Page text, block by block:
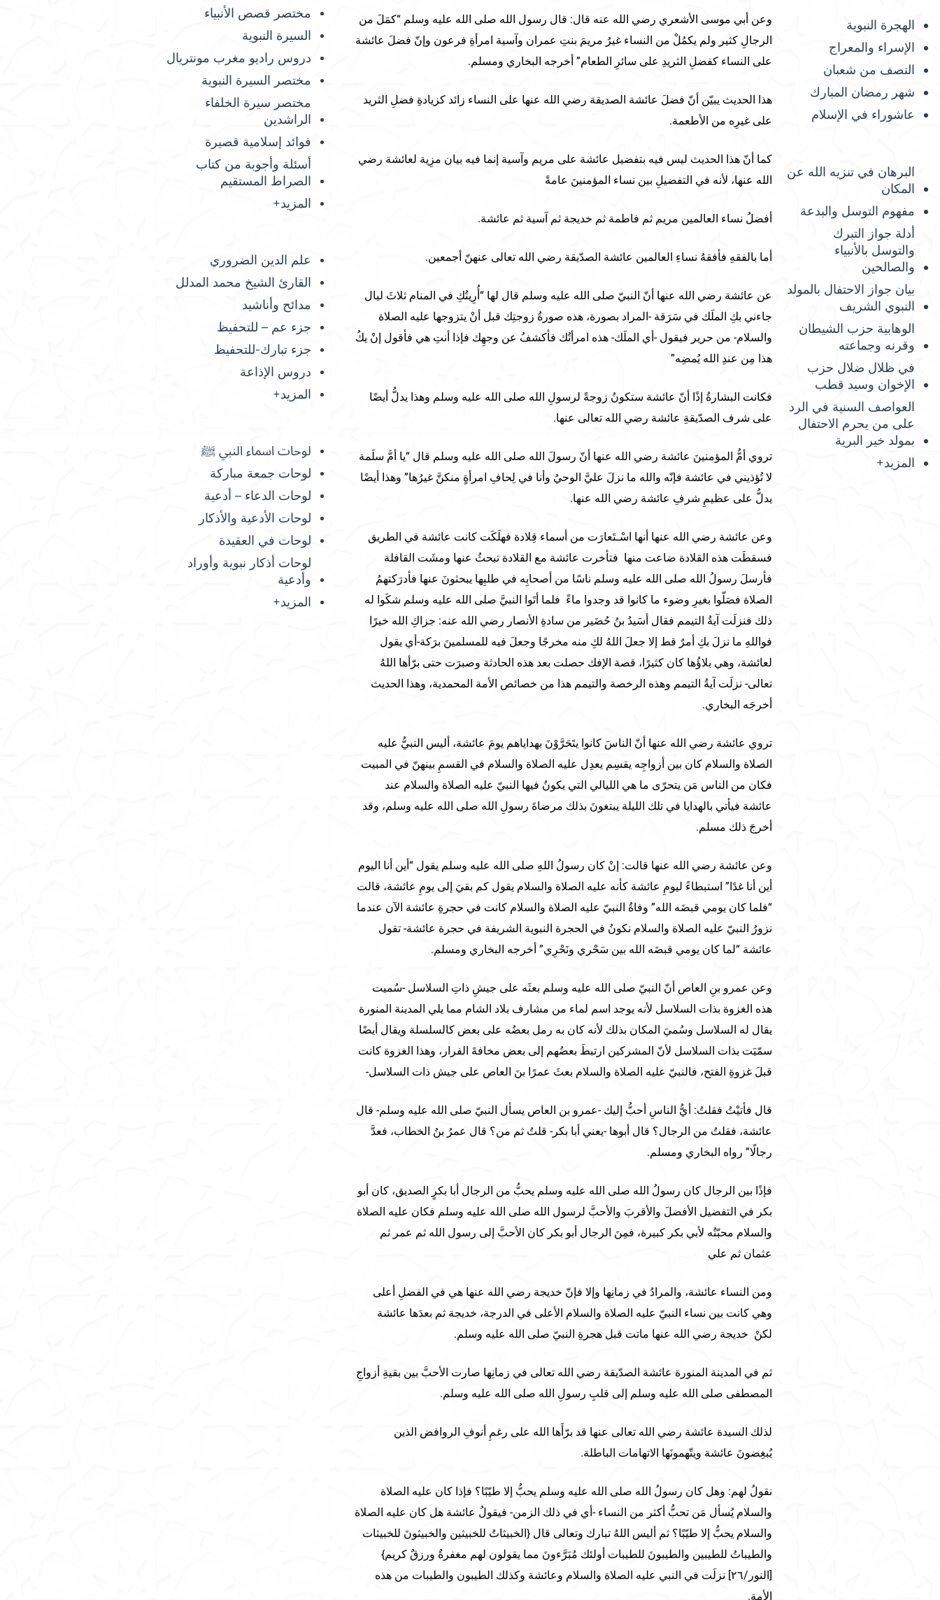
الهجرة النبوية
الإسراء والمعراج
النصف من شعبان
شهر رمضان المبارك
عاشوراء في الإسلام
البرهان في تنزيه الله عن
المكان
مفهوم التوسل والبدعة
أدلة جواز التبرك
والتوسل بالأنبياء
والصالحين
بيان جواز الاحتفال بالمولد
النبوي الشريف
الوهابية حزب الشيطان
وقرنه وجماعته
في ظلال ضلال حزب
الإخوان وسيد قطب
العواصف السنية في الرد
على من يحرم الاحتفال
بمولد خير البرية
المزيد+
وعن أبي موسى الأشعري رضي الله عنه قال: قال رسول الله صلى الله عليه وسلم “كمَلَ من
الرجالِ كثير ولم يكمُلْ من النساء غيرُ مريمَ بنتِ عمران وآسية امرأةِ فرعون وإنّ فضلَ عائشة
على النساء كفضلِ الثريدِ على سائرِ الطعام” أخرجه البخاري ومسلم.
هذا الحديث يبيّن أنّ فضلَ عائشة الصديقة رضي الله عنها على النساء زائد كزيادةِ فضلِ الثريد
على غيرِه من الأطعمة.
كما أنّ هذا الحديث ليس فيه بتفضيل عائشة على مريم وآسية إنما فيه بيان مزِية لعائشة رضي
الله عنها، لأنه في التفضيلِ بين نساء المؤمنينَ عامةً
أفضلُ نساء العالمين مريم ثم فاطمة ثم خديجة ثم آسية ثم عائشة.
أما بالفقهِ فأفقهُ نساءِ العالمين عائشة الصدّيقة رضي الله تعالى عنهنّ أجمعين.
عن عائشة رضي الله عنها أنّ النبيّ صلى الله عليه وسلم قال لها “أُرِيتُكِ في المنام ثلاثَ ليال
جاءني بكِ الملَك في سَرَقة -المراد بصورة، هذه صورةُ زوجتِك قبل أنْ يتزوجها عليه الصلاة
والسلام- من حرير فيقول -أي الملَك- هذه امرأتُك فأكشفُ عن وجهِك فإذا أنتِ هي فأقول إنْ يكُ
هذا مِن عندِ الله يُمضِه”
فكانت البشارةُ إذًا أنّ عائشة ستكونُ زوجةً لرسولِ الله صلى الله عليه وسلم وهذا يدلُّ أيضًا
على شرف الصدّيقةِ عائشة رضي الله تعالى عنها.
تروي أمُّ المؤمنينَ عائشة رضي الله عنها أنّ رسولَ الله صلى الله عليه وسلم قال “يا أمَّ سلَمة
لا تُؤذيني في عائشة فإنّه والله ما نزلَ عليَّ الوحيُ وأنا في لِحافِ امرأةٍ منكنَّ غيرُها” وهذا أيضًا
يدلُّ على عظيمِ شرفِ عائشة رضي الله عنها.
وعن عائشة رضي الله عنها أنها اسْـتَعارَت من أسماء قِلادة فهلَكَت كانت عائشة في الطريق
فسقطَت هذه القلادة ضاعت منها فتأخرت عائشة مع القلادة تبحثُ عنها ومشَت القافلة
فأرسلَ رسولُ الله صلى الله عليه وسلم ناسًا من أصحابِه في طلبِها يبحثونَ عنها فأدرَكتهمُ
الصلاة فصَلّوا بغيرِ وضوء ما كانوا قد وجدوا ماءً فلما أتَوا النبيَّ صلى الله عليه وسلم شكَوا له
ذلك فنزلَت آيةُ التيمم فقال أسَيدُ بنُ حُضَير من سادةِ الأنصار رضي الله عنه: جزاكِ الله خيرًا
فواللهِ ما نزلَ بكِ أمرٌ قط إلا جعلَ اللهُ لكِ منه مخرجًا وجعلَ فيه للمسلمينَ برَكة-أي يقول
لعائشة، وهي بلاؤُها كان كثيرًا، قصة الإفك حصلت بعد هذه الحادثة وصبرَت حتى برّأها اللهُ
تعالى- نزلَت آيةُ التيمم وهذه الرخصة والتيمم هذا من خصائص الأمة المحمدية، وهذا الحديث
أخرجَه البخاري.
تروي عائشة رضي الله عنها أنّ الناسَ كانوا يتَحَرَّوْنَ بهداياهم يومَ عائشة، أليس النبيُّ عليه
الصلاة والسلام كان بين أزواجِه يقسِم يعدِل عليه الصلاة والسلام في القسمِ بينهنّ في المبيت
فكان من الناس مَن يتحرّى ما هي الليالي التي يكونُ فيها النبيّ عليه الصلاة والسلام عند
عائشة فيأتي بالهدايا في تلك الليلة يبتغونَ بذلك مرضاةَ رسولِ الله صلى الله عليه وسلم، وقد
أخرجَ ذلك مسلم.
وعن عائشة رضي الله عنها قالت: إنْ كان رسولُ اللهِ صلى الله عليه وسلم يقول “أين أنا اليوم
أين أنا غدًا” استبطاءً ليومِ عائشة كأنه عليه الصلاة والسلام يقول كم بقيَ إلى يومِ عائشة، قالت
“فلما كان يومي قبضَه الله” وفاةُ النبيّ عليه الصلاة والسلام كانت في حجرةِ عائشة الآن عندما
نزورُ النبيّ عليه الصلاة والسلام نكونُ في الحجرة النبوية الشريفة في حجرة عائشة- تقول
عائشة “لما كان يومي قبضَه الله بين سَحْري ونَحْرِي” أخرجه البخاري ومسلم.
وعن عمرو بنِ العاص أنّ النبيّ صلى الله عليه وسلم بعثَه على جيشِ ذاتِ السلاسل -سُميت
هذه الغزوة بذات السلاسل لأنه يوجد اسم لماء من مشارف بلاد الشام مما يلي المدينة المنورة
يقال له السلاسل وسُميَ المكان بذلك لأنه كان به رمل بعضُه على بعض كالسلسلة ويقال أيضًا
سمّيَت بذات السلاسل لأنّ المشركين ارتبطَ بعضُهم إلى بعض مخافةَ الفرار، وهذا الغزوة كانت
قبلَ غزوةِ الفتح، فالنبيّ عليه الصلاة والسلام بعثَ عمرًا بنَ العاص على جيش ذات السلاسل-
قال فأتيْتُ فقلتُ: أيُّ الناسِ أحبُّ إليك -عمرو بن العاص يسأل النبيّ صلى الله عليه وسلم- قال
عائشة، فقلتُ من الرجال؟ قال أبوها -يعني أبا بكر- قلتُ ثم من؟ قال عمرُ بنُ الخطاب، فعدَّ
رجالًا” رواه البخاري ومسلم.
فإذًا بين الرجال كان رسولُ الله صلى الله عليه وسلم يحبُّ من الرجال أبا بكرٍ الصديق، كان أبو
بكر في التفضيل الأفضلَ والأقربَ والأحبَّ لرسول الله صلى الله عليه وسلم فكان عليه الصلاة
والسلام محبّتُه لأبي بكر كبيرة، فمِنَ الرجال أبو بكر كان الأحبَّ إلى رسول الله ثم عمر ثم
عثمان ثم علي
ومن النساء عائشة، والمرادُ في زمانِها وإلا فإنّ خديجة رضي الله عنها هي في الفضلِ أعلى
وهي كانت بين نساء النبيّ عليه الصلاة والسلام الأعلى في الدرجة، خديجة ثم بعدَها عائشة
لكنْ خديجة رضي الله عنها ماتت قبل هجرةِ النبيّ صلى الله عليه وسلم.
ثم في المدينة المنورة عائشة الصدّيقة رضي الله تعالى في زمانِها صارت الأحبَّ بين بقيةِ أزواجِ
المصطفى صلى الله عليه وسلم إلى قلبِ رسولِ الله صلى الله عليه وسلم.
لذلك السيدة عائشة رضي الله تعالى عنها قد برّأَها الله على رغمِ أنوفِ الروافض الذين
يُبغِضونَ عائشة ويتّهمونَها الاتهامات الباطلة.
نقولُ لهم: وهل كان رسولُ الله صلى الله عليه وسلم يحبُّ إلا طيّبًا؟ فإذا كان عليه الصلاة
والسلام يُسأل مَن تحبُّ أكثر من النساء -أي في ذلك الزمن- فيقولُ عائشة هل كان عليه الصلاة
والسلام يحبُّ إلا طيّبًا؟ ثم أليس اللهُ تبارك وتعالى قال {الخبيثاتُ للخبيثين والخبيثونَ للخبيثات
والطيباتُ للطيبين والطيبونَ للطيبات أولئك مُبَرَّءونَ مما يقولون لهم مغفرةٌ ورزقٌ كريم}
[النور/٢٦] نزلَت في النبي عليه الصلاة والسلام وعائشة وكذلك الطيبون والطيبات من هذه
الأمة.
مختصر قصص الأنبياء
السيرة النبوية
دروس راديو مغرب مونتريال
مختصر السيرة النبوية
مختصر سيرة الخلفاء
الراشدين
فوائد إسلامية قصيرة
أسئلة وأجوبة من كتاب
الصراط المستقيم
المزيد+
علم الدين الضروري
القارئ الشيخ محمد المدلل
مدائح وأناشيد
جزء عم – للتحفيظ
جزء تبارك-للتحفيظ
دروس الإذاعة
المزيد+
لوحات اسماء النبي ﷺ
لوحات جمعة مباركة
لوحات الدعاء – أدعية
لوحات الأدعية والأذكار
لوحات في العقيدة
لوحات أذكار نبوية وأوراد
وأدعية
المزيد+